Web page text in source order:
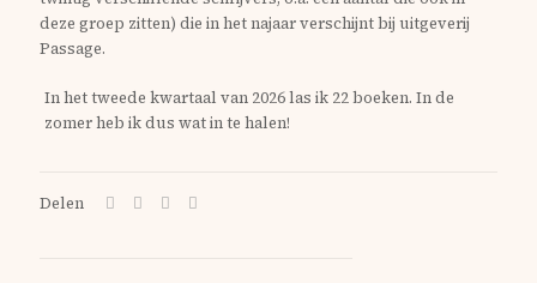
deze groep zitten) die in het najaar verschijnt bij uitgeverij
Passage.
In het tweede kwartaal van 2026 las ik 22 boeken. In de
zomer heb ik dus wat in te halen!
Delen